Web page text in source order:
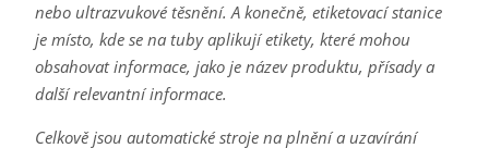
nebo ultrazvukové těsnění. A konečně, etiketovací stanice
je místo, kde se na tuby aplikují etikety, které mohou
obsahovat informace, jako je název produktu, přísady a
další relevantní informace.
Celkově jsou automatické stroje na plnění a uzavírání